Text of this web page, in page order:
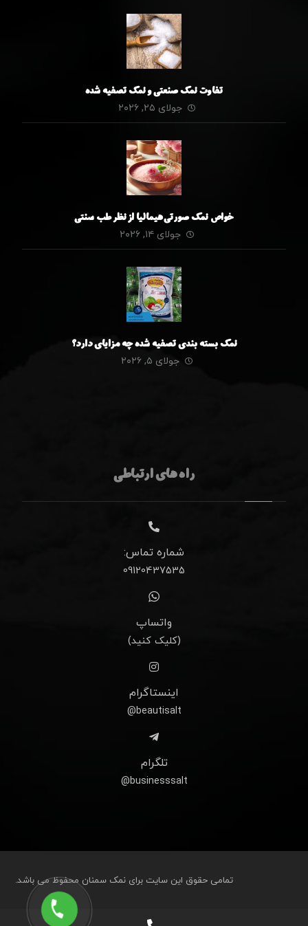
تفاوت نمک صنعتی و نمک تصفیه شده
جولای ۲۵, ۲۰۲۶
خواص نمک صورتی هیمالیا از نظر طب سنتی
جولای ۱۴, ۲۰۲۶
نمک بسته بندی تصفیه شده چه مزایای دارد؟
جولای ۵, ۲۰۲۶
راه های ارتباطی
شماره تماس:
09120437535
واتساپ
(کلیک کنید)
اینستاگرام
beautisalt@
تلگرام
businesssalt@
تمامی حقوق این سایت برای نمک سمنان محفوظ می باشد.